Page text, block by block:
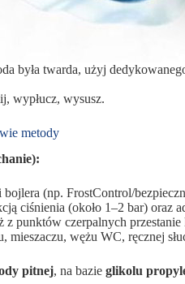
była twarda, użyj
wypłucz, wysusz.
metody
(np. FrostControl/
ciśnienia (około 1–2 bar) oraz
z punktów czerpalnych przestanie
mieszaczu, wężu WC, ręcznej
pitnej, na bazie glikolu